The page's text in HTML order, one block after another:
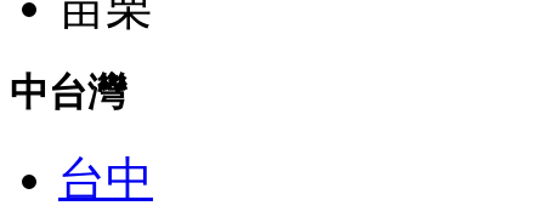
中台灣
台中